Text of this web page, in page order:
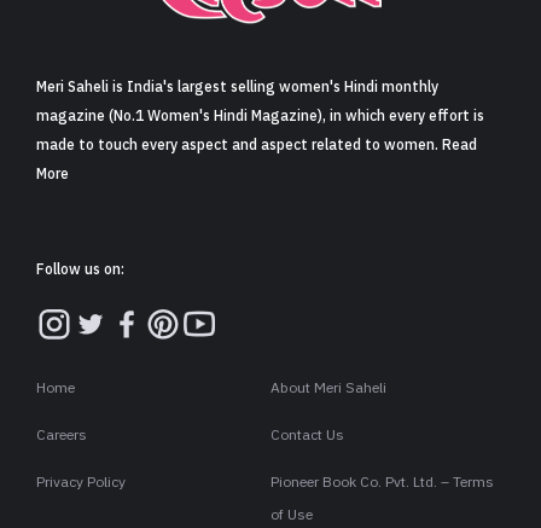
Meri Saheli is India's largest selling women's Hindi monthly
magazine (No.1 Women's Hindi Magazine), in which every effort is
made to touch every aspect and aspect related to women. Read
More
Follow us on:
Home About Meri Saheli
Careers Contact Us
Privacy Policy
Pioneer Book Co. Pvt. Ltd. – Terms
of Use